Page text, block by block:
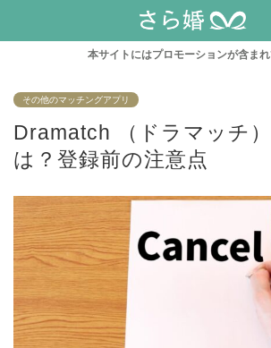
本サイトにはプロモーションが含ま
その他のマッチングアプリ
Dramatch （ドラマッチ
は？登録前の注意点